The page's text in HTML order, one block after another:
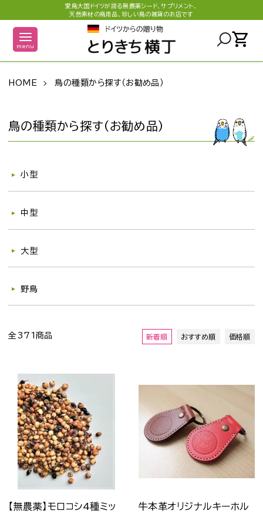
愛鳥大国ドイツが誇る無農薬シード、サプリメント、
天然素材の鳥用品、珍しい鳥の雑貨のお店です
menu shopping_cart
HOME 鳥の種類から探す（お勧め品）
鳥の種類から探す（お勧め品）
小型
中型
大型
野鳥
全371商品 新着順 おすすめ順 価格順
【無農薬】モロコシ4種ミッ
牛本革オリジナルキーホル